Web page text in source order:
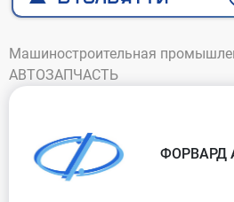
Машиностроительная
АВТОЗАПЧАСТЬ
ФОРВАРД